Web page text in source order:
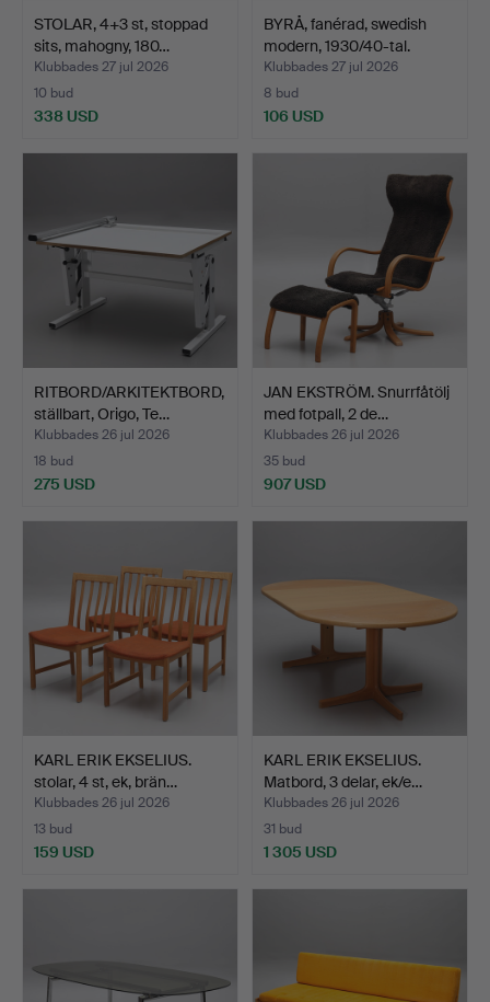
STOLAR, 4+3 st, stoppad
sits, mahogny, 180…
Klubbades 27 jul 2026
10 bud
338 USD
BYRÅ, fanérad, swedish
modern, 1930/40-tal.
Klubbades 27 jul 2026
8 bud
106 USD
RITBORD/ARKITEKTBORD,
ställbart, Origo, Te…
Klubbades 26 jul 2026
18 bud
275 USD
JAN EKSTRÖM. Snurrfåtölj
med fotpall, 2 de…
Klubbades 26 jul 2026
35 bud
907 USD
KARL ERIK EKSELIUS.
stolar, 4 st, ek, brän…
Klubbades 26 jul 2026
13 bud
159 USD
KARL ERIK EKSELIUS.
Matbord, 3 delar, ek/e…
Klubbades 26 jul 2026
31 bud
1 305 USD